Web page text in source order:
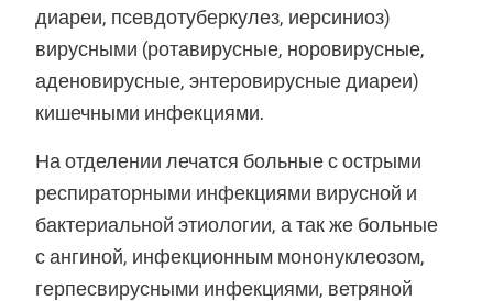
диареи, псевдотуберкулез, иерсиниоз)
вирусными (ротавирусные, норовирусные,
аденовирусные, энтеровирусные диареи)
кишечными инфекциями.
На отделении лечатся больные с острыми
респираторными инфекциями вирусной и
бактериальной этиологии, а так же больные
с ангиной, инфекционным мононуклеозом,
герпесвирусными инфекциями, ветряной